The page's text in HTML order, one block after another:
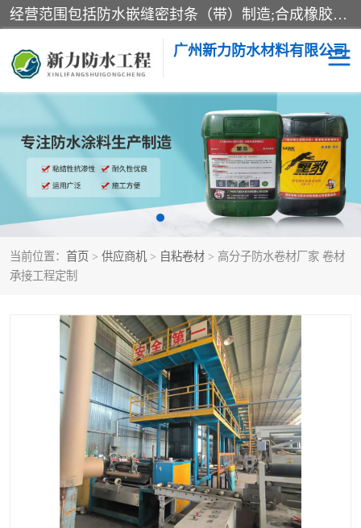
经营范围包括防水嵌缝密封条（带）制造;合成橡胶制造（监控化学品、危险化学品除外）;沥青混合物制造;防水胶粘带制造;其他合成材料制造（监控化学品、危险化学品除外）;涂料制造（监控化学品、危险化学品除外）;建筑结构防水补漏;防水建筑材料制造;粘合剂制造（监控化学品、危险化学品除外）;涂料零售;广州新力防水材料有限公司具有1处分支机构。
广州新力防水材料有限公司
当前位置： 首页 > 供应商机 > 自粘卷材 > 高分子防水卷材厂家 卷材
承接工程定制
黑豹防水胶 建筑108胶水
乳化沥青防水涂料 自粘卷材
非固化橡胶防水涂料